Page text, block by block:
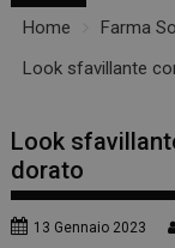
Home
Farma
Look sfavillante
Look
dorato
13 Gennaio 2023